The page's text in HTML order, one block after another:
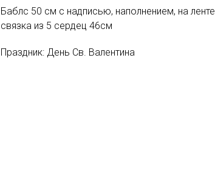
Баблс 50 см с надписью, наполнением, на ленте
связка из 5 сердец 46см
Праздник: День Св. Валентина